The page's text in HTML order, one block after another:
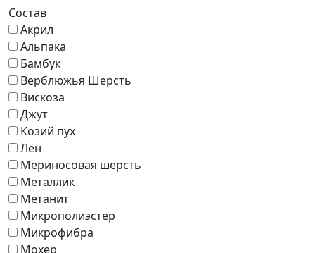
Состав
Акрил
Альпака
Бамбук
Верблюжья Шерсть
Вискоза
Джут
Козий пух
Лён
Мериносовая шерсть
Металлик
Метанит
Микрополиэстер
Микрофибра
Мохер